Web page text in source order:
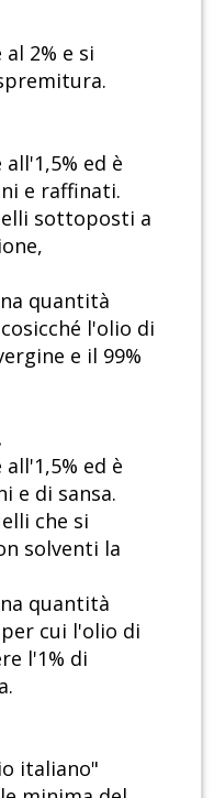
2% e si
ed è
e raffinati.
sottoposti a
quantità
l'olio di
e il 99%
ed è
e di sansa.
che si
solventi la
quantità
cui l'olio di
l'1% di
italiano"